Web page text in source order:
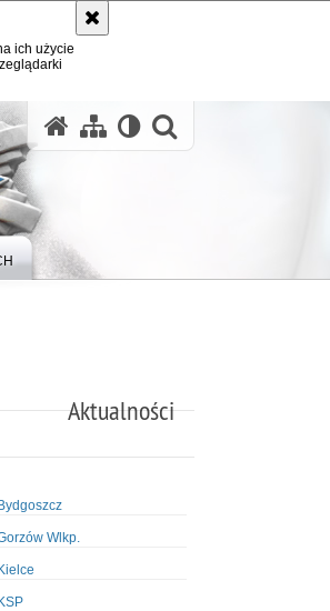
ich użycie
Aktualności
Bydgoszcz
Wlkp.
Kielce
KSP